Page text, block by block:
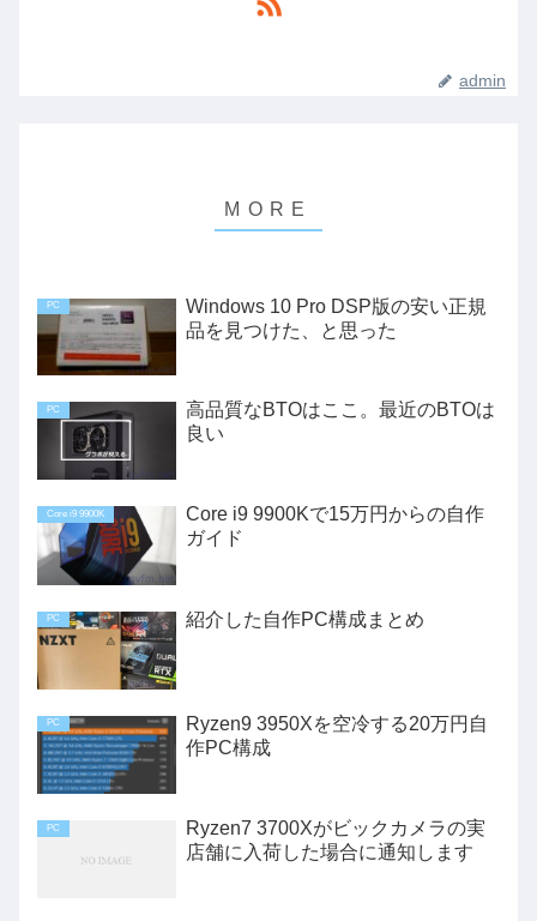
admin
PC
Windows 10 Pro DSP版の安い正規
品を見つけた、と思った
PC
高品質なBTOはここ。最近のBTOは
良い
Core i9 9900K
Core i9 9900Kで15万円からの自作
ガイド
PC 紹介した自作PC構成まとめ
PC
Ryzen9 3950Xを空冷する20万円自
作PC構成
PC
Ryzen7 3700Xがビックカメラの実
店舗に入荷した場合に通知します